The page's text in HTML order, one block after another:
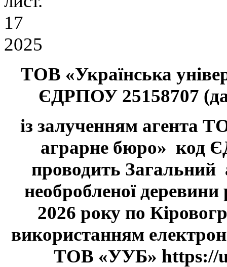
17
2025
ТОВ «Українська
ЄДРПОУ 25158707
із залученням агента
аграрне бюро» код
проводить Загальний
необробленої
2026 року по
використанням
ТОВ «УУБ» https://